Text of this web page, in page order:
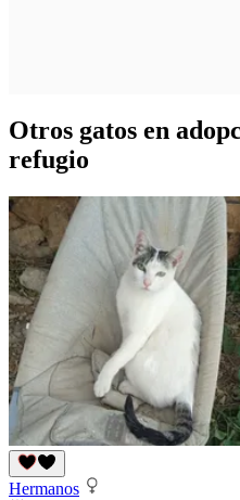
Otros gatos en
refugio
Hermanos